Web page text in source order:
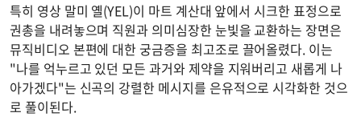
특히 영상 말미 옐(YEL)이 마트 계산대 앞에서 시크한 표정으로
권총을 내려놓으며 직원과 의미심장한 눈빛을 교환하는 장면은
뮤직비디오 본편에 대한 궁금증을 최고조로 끌어올렸다. 이는
"나를 억누르고 있던 모든 과거와 제약을 지워버리고 새롭게 나
아가겠다"는 신곡의 강렬한 메시지를 은유적으로 시각화한 것으
로 풀이된다.